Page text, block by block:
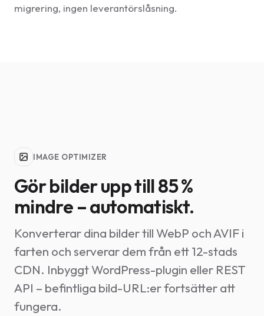
migrering, ingen leverantörslåsning.
IMAGE OPTIMIZER
Gör bilder upp till 85 %
mindre – automatiskt.
Konverterar dina bilder till WebP och AVIF i
farten och serverar dem från ett 12-stads
CDN. Inbyggt WordPress-plugin eller REST
API – befintliga bild-URL:er fortsätter att
fungera.